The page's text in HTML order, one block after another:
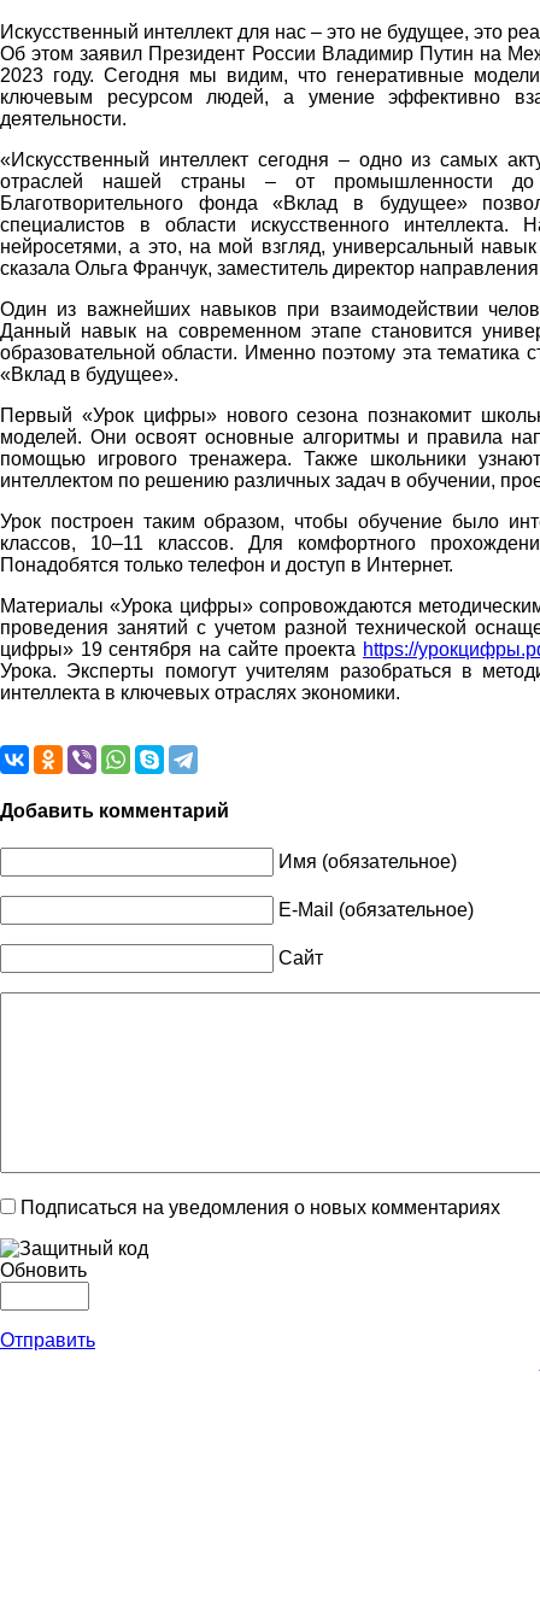
Искусственный интеллект для нас – это не будущее, это
Об этом заявил Президент России Владимир Путин на
2023 году. Сегодня мы видим, что генеративные
ключевым ресурсом людей, а умение эффективно
деятельности.
«Искусственный интеллект сегодня – одно из самых
отраслей нашей страны – от промышленности
Благотворительного фонда «Вклад в будущее»
специалистов в области искусственного
нейросетями, а это, на мой взгляд, универсальный
сказала Ольга Франчук, заместитель директор
Один из важнейших навыков при взаимодействии
Данный навык на современном этапе становится
образовательной области. Именно поэтому эта
«Вклад в будущее».
Первый «Урок цифры» нового сезона познакомит
моделей. Они освоят основные алгоритмы и правила
помощью игрового тренажера. Также школьники
интеллектом по решению различных задач в обучении,
Урок построен таким образом, чтобы обучение было
классов, 10–11 классов. Для комфортного
Понадобятся только телефон и доступ в Интернет.
Материалы «Урока цифры» сопровождаются
проведения занятий с учетом разной технической
цифры» 19 сентября на сайте проекта https://
Урока. Эксперты помогут учителям разобраться в
интеллекта в ключевых отраслях экономики.
Добавить комментарий
Имя (обязательное)
E-Mail (обязательное)
Сайт
Подписаться на уведомления о новых комментариях
Обновить
Отправить